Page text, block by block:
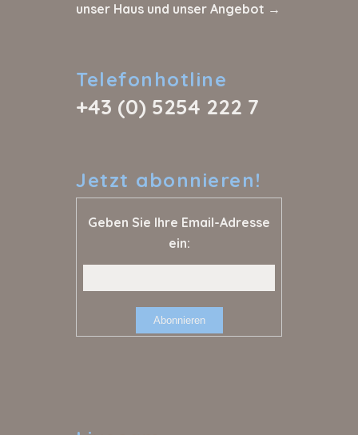
unser Haus und unser Angebot →
Telefonhotline
+43 (0) 5254 222 7
Jetzt abonnieren!
Geben Sie Ihre Email-Adresse
ein: